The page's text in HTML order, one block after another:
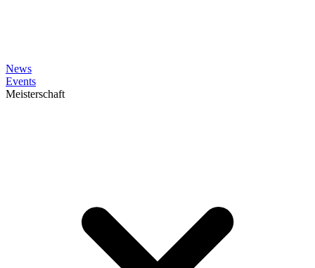
News
Events
Meisterschaft